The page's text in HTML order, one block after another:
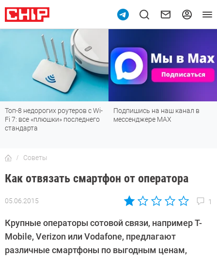
Топ-8 недорогих роутеров с Wi-
Fi 7: все «плюшки» последнего
стандарта
Подпишись на наш канал в
мессенджере МАХ
Советы
Как отвязать смартфон от оператора
05.06.2015 1
Автор:
Крупные операторы сотовой связи, например T-
Mobile, Verizon или Vodafone, предлагают
различные смартфоны по выгодным ценам,